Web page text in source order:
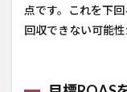
点です。これを下
回収できない可能性